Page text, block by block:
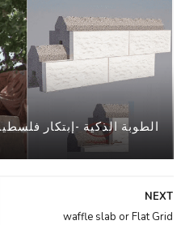
الطوبة الذكية -إبتكار
NEXT
waffle slab or Flat Grid